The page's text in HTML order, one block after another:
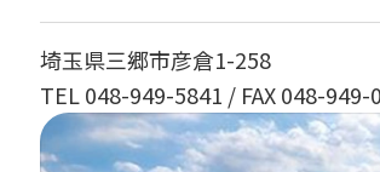
埼玉県三郷市彦倉1-258
TEL 048-949-5841 / FAX 048-949-